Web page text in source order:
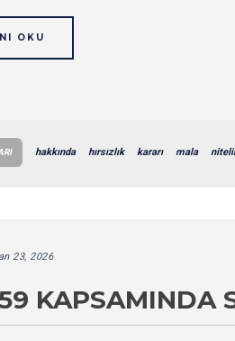
OKU
hakkında hırsızlık kararı mala
23, 2026
KAPSAMINDA